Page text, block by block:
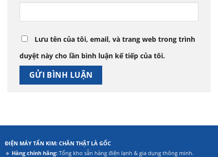
Lưu tên của tôi, email, và trang web trong trình
duyệt này cho lần bình luận kế tiếp của tôi.
ĐIỆN MÁY TẤN KIM: CHÂN THẬT LÀ GỐC
🔹 Hàng chính hãng:Tổng kho sẵn hàng điện lạnh & gia dụng thông minh.